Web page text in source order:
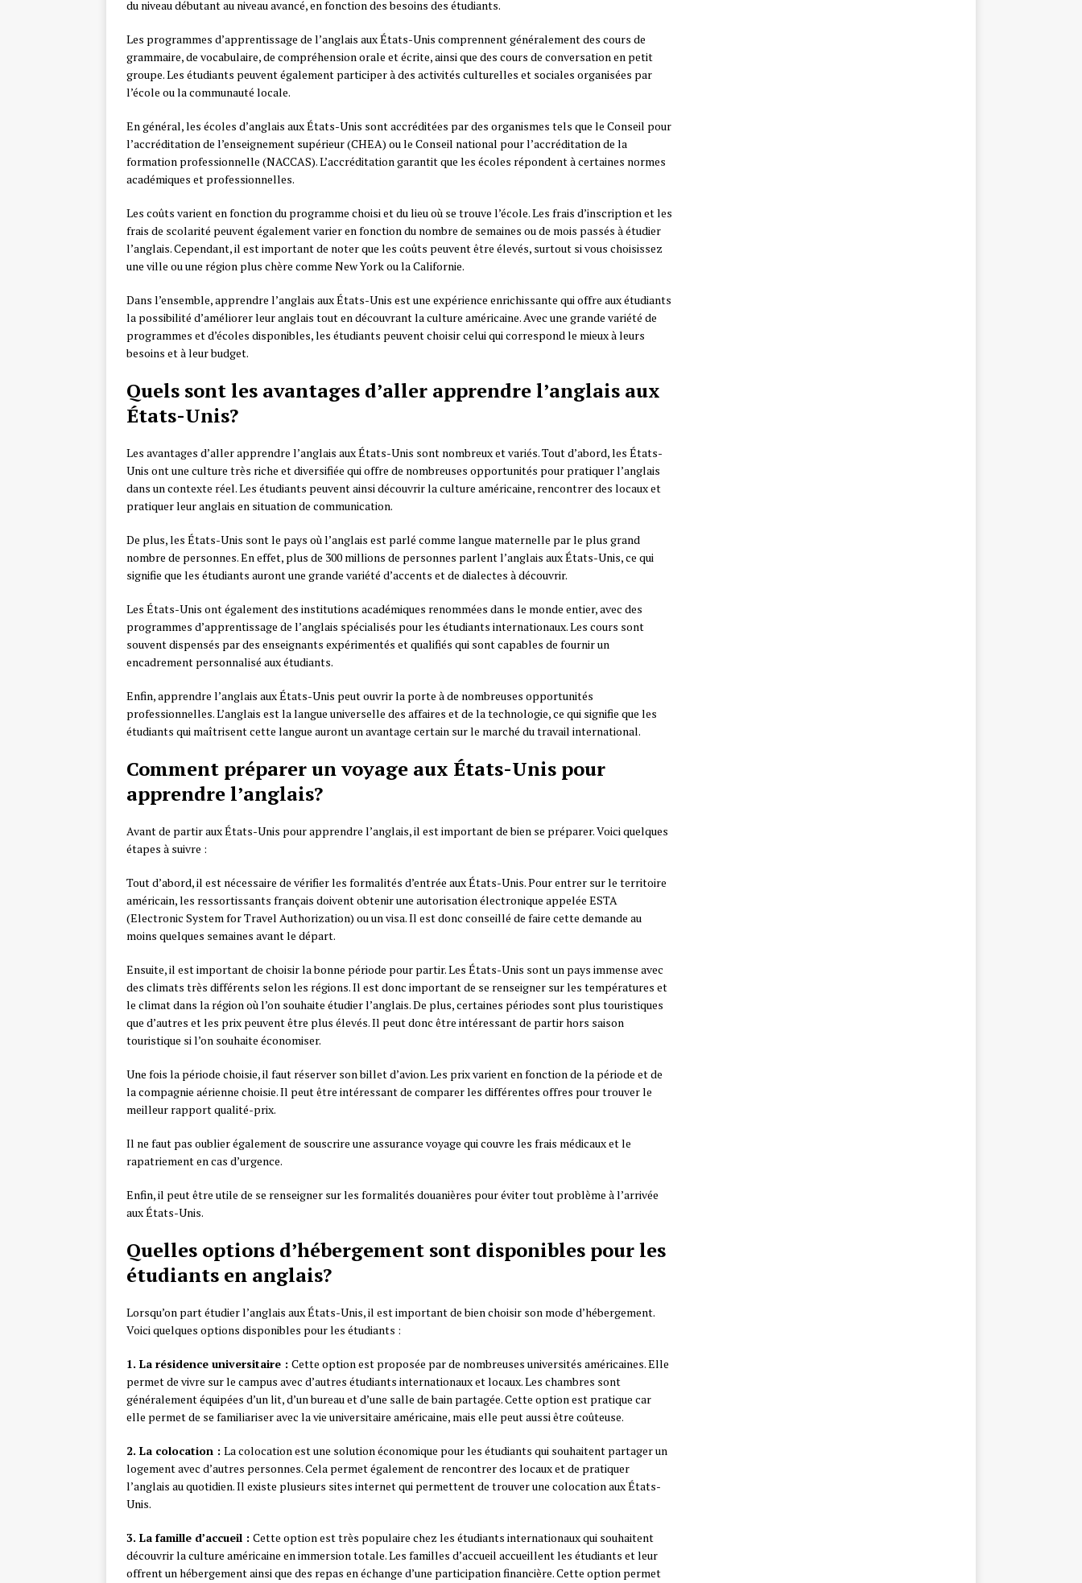
du niveau débutant au niveau avancé, en fonction des besoins des étudiants.
Les programmes d’apprentissage de l’anglais aux États-Unis comprennent généralement des cours de
grammaire, de vocabulaire, de compréhension orale et écrite, ainsi que des cours de conversation en petit
groupe. Les étudiants peuvent également participer à des activités culturelles et sociales organisées par
l’école ou la communauté locale.
En général, les écoles d’anglais aux États-Unis sont accréditées par des organismes tels que le Conseil pour
l’accréditation de l’enseignement supérieur (CHEA) ou le Conseil national pour l’accréditation de la
formation professionnelle (NACCAS). L’accréditation garantit que les écoles répondent à certaines normes
académiques et professionnelles.
Les coûts varient en fonction du programme choisi et du lieu où se trouve l’école. Les frais d’inscription et les
frais de scolarité peuvent également varier en fonction du nombre de semaines ou de mois passés à étudier
l’anglais. Cependant, il est important de noter que les coûts peuvent être élevés, surtout si vous choisissez
une ville ou une région plus chère comme New York ou la Californie.
Dans l’ensemble, apprendre l’anglais aux États-Unis est une expérience enrichissante qui offre aux étudiants
la possibilité d’améliorer leur anglais tout en découvrant la culture américaine. Avec une grande variété de
programmes et d’écoles disponibles, les étudiants peuvent choisir celui qui correspond le mieux à leurs
besoins et à leur budget.
Quels sont les avantages d’aller apprendre l’anglais aux
États-Unis?
Les avantages d’aller apprendre l’anglais aux États-Unis sont nombreux et variés. Tout d’abord, les États-
Unis ont une culture très riche et diversifiée qui offre de nombreuses opportunités pour pratiquer l’anglais
dans un contexte réel. Les étudiants peuvent ainsi découvrir la culture américaine, rencontrer des locaux et
pratiquer leur anglais en situation de communication.
De plus, les États-Unis sont le pays où l’anglais est parlé comme langue maternelle par le plus grand
nombre de personnes. En effet, plus de 300 millions de personnes parlent l’anglais aux États-Unis, ce qui
signifie que les étudiants auront une grande variété d’accents et de dialectes à découvrir.
Les États-Unis ont également des institutions académiques renommées dans le monde entier, avec des
programmes d’apprentissage de l’anglais spécialisés pour les étudiants internationaux. Les cours sont
souvent dispensés par des enseignants expérimentés et qualifiés qui sont capables de fournir un
encadrement personnalisé aux étudiants.
Enfin, apprendre l’anglais aux États-Unis peut ouvrir la porte à de nombreuses opportunités
professionnelles. L’anglais est la langue universelle des affaires et de la technologie, ce qui signifie que les
étudiants qui maîtrisent cette langue auront un avantage certain sur le marché du travail international.
Comment préparer un voyage aux États-Unis pour
apprendre l’anglais?
Avant de partir aux États-Unis pour apprendre l’anglais, il est important de bien se préparer. Voici quelques
étapes à suivre :
Tout d’abord, il est nécessaire de vérifier les formalités d’entrée aux États-Unis. Pour entrer sur le territoire
américain, les ressortissants français doivent obtenir une autorisation électronique appelée ESTA
(Electronic System for Travel Authorization) ou un visa. Il est donc conseillé de faire cette demande au
moins quelques semaines avant le départ.
Ensuite, il est important de choisir la bonne période pour partir. Les États-Unis sont un pays immense avec
des climats très différents selon les régions. Il est donc important de se renseigner sur les températures et
le climat dans la région où l’on souhaite étudier l’anglais. De plus, certaines périodes sont plus touristiques
que d’autres et les prix peuvent être plus élevés. Il peut donc être intéressant de partir hors saison
touristique si l’on souhaite économiser.
Une fois la période choisie, il faut réserver son billet d’avion. Les prix varient en fonction de la période et de
la compagnie aérienne choisie. Il peut être intéressant de comparer les différentes offres pour trouver le
meilleur rapport qualité-prix.
Il ne faut pas oublier également de souscrire une assurance voyage qui couvre les frais médicaux et le
rapatriement en cas d’urgence.
Enfin, il peut être utile de se renseigner sur les formalités douanières pour éviter tout problème à l’arrivée
aux États-Unis.
Quelles options d’hébergement sont disponibles pour les
étudiants en anglais?
Lorsqu’on part étudier l’anglais aux États-Unis, il est important de bien choisir son mode d’hébergement.
Voici quelques options disponibles pour les étudiants :
1. La résidence universitaire : Cette option est proposée par de nombreuses universités américaines. Elle
permet de vivre sur le campus avec d’autres étudiants internationaux et locaux. Les chambres sont
généralement équipées d’un lit, d’un bureau et d’une salle de bain partagée. Cette option est pratique car
elle permet de se familiariser avec la vie universitaire américaine, mais elle peut aussi être coûteuse.
2. La colocation : La colocation est une solution économique pour les étudiants qui souhaitent partager un
logement avec d’autres personnes. Cela permet également de rencontrer des locaux et de pratiquer
l’anglais au quotidien. Il existe plusieurs sites internet qui permettent de trouver une colocation aux États-
Unis.
3. La famille d’accueil : Cette option est très populaire chez les étudiants internationaux qui souhaitent
découvrir la culture américaine en immersion totale. Les familles d’accueil accueillent les étudiants et leur
offrent un hébergement ainsi que des repas en échange d’une participation financière. Cette option permet